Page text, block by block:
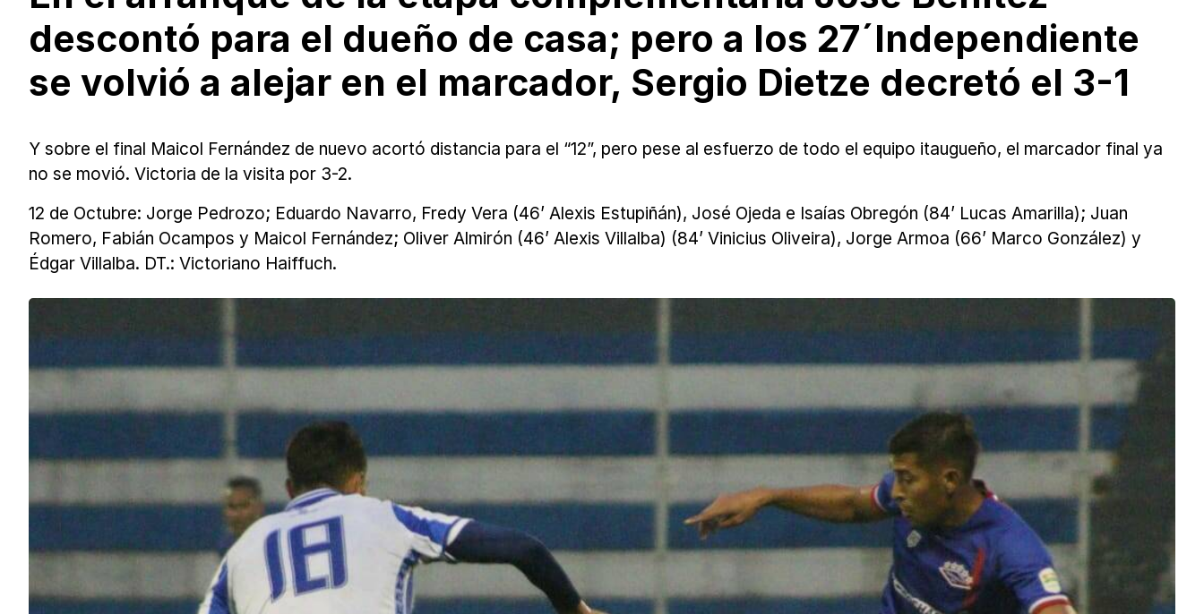
descontó para el dueño de casa; pero a los 27´Independiente
se volvió a alejar en el marcador, Sergio Dietze decretó el 3-1
Y sobre el final Maicol Fernández de nuevo acortó distancia para el “12”, pero pese al esfuerzo de todo el equipo itaugueño, el marcador final ya
no se movió. Victoria de la visita por 3-2.
12 de Octubre: Jorge Pedrozo; Eduardo Navarro, Fredy Vera (46’ Alexis Estupiñán), José Ojeda e Isaías Obregón (84’ Lucas Amarilla); Juan
Romero, Fabián Ocampos y Maicol Fernández; Oliver Almirón (46’ Alexis Villalba) (84’ Vinicius Oliveira), Jorge Armoa (66’ Marco González) y
Édgar Villalba. DT.: Victoriano Haiffuch.